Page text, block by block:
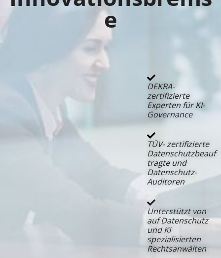
e
DEKRA-
zertifizierte
Experten für KI-
Governance
TÜV- zertifizierte
Datenschutzbeauf
tragte und
Datenschutz-
Auditoren
Unterstützt von
auf Datenschutz
und KI
spezialisierten
Rechtsanwälten